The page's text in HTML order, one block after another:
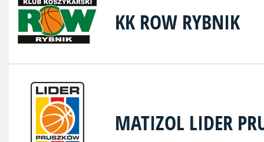
KK ROW RYBNIK
MATIZOL LIDER